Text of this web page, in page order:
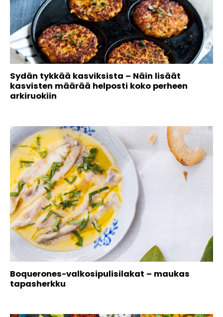
Sydän tykkää kasviksista – Näin lisäät
kasvisten määrää helposti koko perheen
arkiruokiin
Boquerones-valkosipulisilakat – maukas
tapasherkku